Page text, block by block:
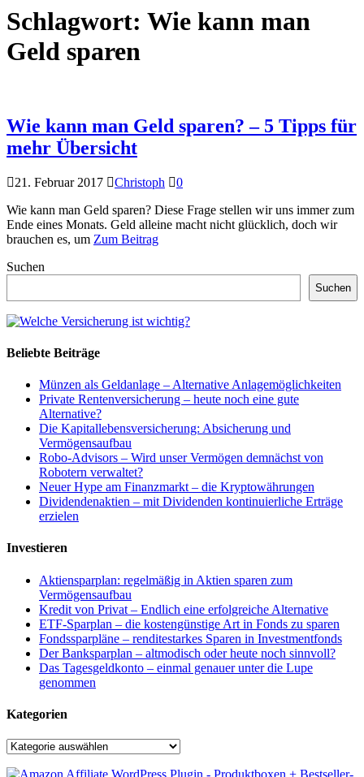
Schlagwort: Wie kann man
Geld sparen
Wie kann man Geld sparen? – 5 Tipps für
mehr Übersicht
21. Februar 2017 Christoph
0
Wie kann man Geld sparen? Diese Frage stellen wir uns immer zum
Ende eines Monats. Geld alleine macht nicht glücklich, doch wir
brauchen es, um Zum Beitrag
Suchen
Suchen
Beliebte Beiträge
Münzen als Geldanlage – Alternative Anlagemöglichkeiten
Private Rentenversicherung – heute noch eine gute
Alternative?
Die Kapitallebensversicherung: Absicherung und
Vermögensaufbau
Robo-Advisors – Wird unser Vermögen demnächst von
Robotern verwaltet?
Neuer Hype am Finanzmarkt – die Kryptowährungen
Dividendenaktien – mit Dividenden kontinuierliche Erträge
erzielen
Investieren
Aktiensparplan: regelmäßig in Aktien sparen zum
Vermögensaufbau
Kredit von Privat – Endlich eine erfolgreiche Alternative
ETF-Sparplan – die kostengünstige Art in Fonds zu sparen
Fondssparpläne – renditestarkes Sparen in Investmentfonds
Der Banksparplan – altmodisch oder heute noch sinnvoll?
Das Tagesgeldkonto – einmal genauer unter die Lupe
genommen
Kategorien
Kategorien